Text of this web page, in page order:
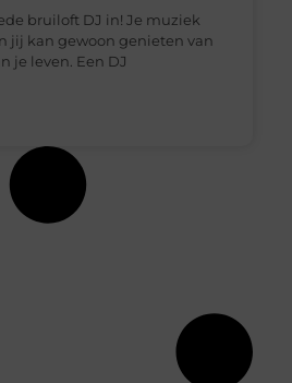
bruiloft DJ in! Je muziek
jij kan gewoon genieten van
je leven. Een DJ